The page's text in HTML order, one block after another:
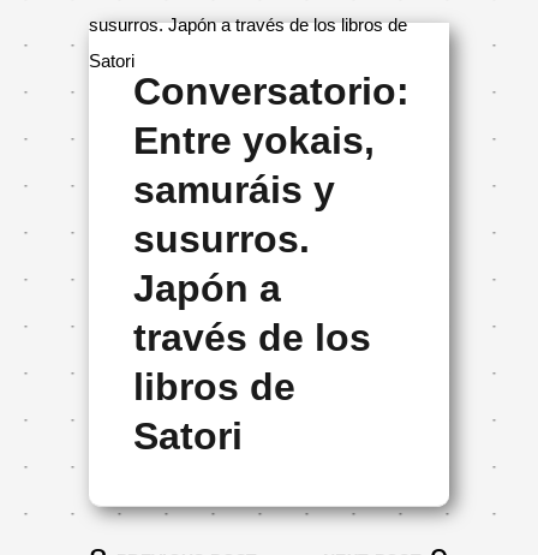
susurros. Japón a través de los libros de
Satori
Conversatorio:
Entre yokais,
samuráis y
susurros.
Japón a
través de los
libros de
Satori